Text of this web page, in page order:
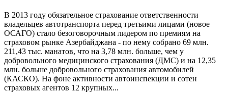
В 2013 году обязательное страхование ответственности
владельцев автотранспорта перед третьими лицами (новое
ОСАГО) стало безоговорочным лидером по премиям на
страховом рынке Азербайджана - по нему собрано 69 млн.
211,43 тыс. манатов, что на 3,78 млн. больше, чем у
добровольного медицинского страхования (ДМС) и на 12,35
млн. больше добровольного страхования автомобилей
(КАСКО). На фоне активности автоинспекции и сотен
страховых агентов 12 крупных...